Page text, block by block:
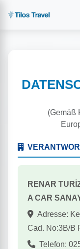
(Gemäß
RENAR
A CAR
Adresse:
Cad. No:3B/B
Telefon: